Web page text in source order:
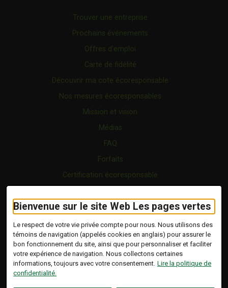
Bienvenue sur le site Web Les pages vertes
Le respect de votre vie privée compte pour nous. Nous utilisons des
témoins de navigation (appelés cookies en anglais) pour assurer le
bon fonctionnement du site, ainsi que pour personnaliser et faciliter
votre expérience de navigation. Nous collectons certaines
informations, toujours avec votre consentement. Lire la politique de
confidentialité.
Trouver une entreprise
Prochains événements
Offres d’emploi
Carte de fidélité
Découvrir ma cote écoresponsable
Nos mesures écoresponsables
Mission et vision
Médias
FAQ
Forfaits
Certification écoresponsable
Vidéo
Blogue
Copyright © 2026 Tous droits réservés.
Les Pages Vertes | Répertoire d'entreprises
écoresponsables.